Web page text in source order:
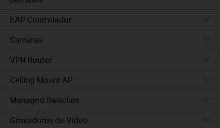
EAP Controlador
Camaras
VPN Router
Ceiling Mount AP
Managed Switches
Gravadores de Video